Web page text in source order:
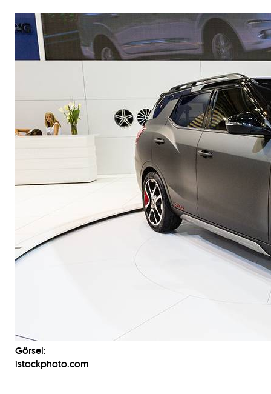
Görsel:
istockphoto.com